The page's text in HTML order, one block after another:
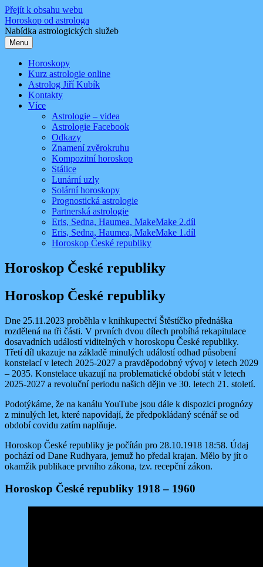
Přejít k obsahu webu
Horoskop od astrologa
Nabídka astrologických služeb
Menu
Horoskopy
Kurz astrologie online
Astrolog Jiří Kubík
Kontakty
Více
Astrologie – videa
Astrologie Facebook
Odkazy
Znamení zvěrokruhu
Kompozitní horoskop
Stálice
Lunární uzly
Solární horoskopy
Prognostická astrologie
Partnerská astrologie
Eris, Sedna, Haumea, MakeMake 2.díl
Eris, Sedna, Haumea, MakeMake 1.díl
Horoskop České republiky
Horoskop České republiky
Horoskop České republiky
Dne 25.11.2023 proběhla v knihkupectví Štěstíčko přednáška
rozdělená na tři části. V prvních dvou dílech probíhá rekapitulace
dosavadních událostí viditelných v horoskopu České republiky.
Třetí díl ukazuje na základě minulých událostí odhad působení
konstelací v letech 2025-2027 a pravděpodobný vývoj v letech 2029
– 2035. Konstelace ukazují na problematické období stát v letech
2025-2027 a revoluční periodu našich dějin ve 30. letech 21. století.
Podotýkáme, že na kanálu YouTube jsou dále k dispozici prognózy
z minulých let, které napovídají, že předpokládaný scénář se od
období covidu zatím naplňuje.
Horoskop České republiky je počítán pro 28.10.1918 18:58. Údaj
pochází od Dane Rudhyara, jemuž ho předal krajan. Mělo by jít o
okamžik publikace prvního zákona, tzv. recepční zákon.
Horoskop České republiky 1918 – 1960